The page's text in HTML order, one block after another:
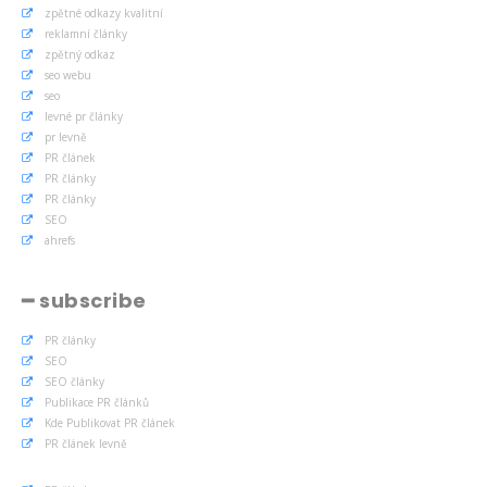
zpětné odkazy kvalitní
reklamní články
zpětný odkaz
seo webu
seo
levné pr články
pr levně
PR článek
PR články
PR články
SEO
ahrefs
━ subscribe
PR články
SEO
SEO články
Publikace PR článků
Kde Publikovat PR článek
PR článek levně